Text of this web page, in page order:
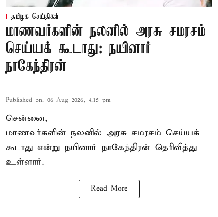
தமிழக செய்திகள்
மாணவர்களின் நலனில் அரசு சமரசம்
செய்யக் கூடாது: நயினார்
நாகேந்திரன்
Published on: 06 Aug 2026, 4:15 pm
சென்னை,
மாணவர்களின் நலனில் அரசு சமரசம் செய்யக்
கூடாது என்று நயினார் நாகேந்திரன் தெரிவித்து
உள்ளார்.
Read More